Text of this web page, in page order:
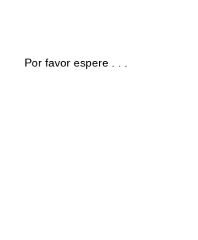
Por favor espere . . .